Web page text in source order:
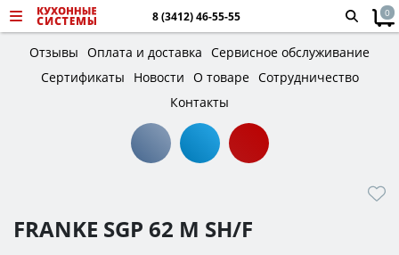
8 (3412) 46-55-55 0
Отзывы Оплата и доставка Сервисное обслуживание
Сертификаты
Новости О товаре Сотрудничество
Контакты
FRANKE SGP 62 M SH/F